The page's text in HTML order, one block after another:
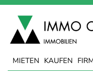
MIETEN KAUFEN